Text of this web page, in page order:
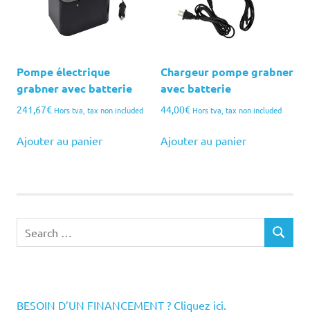
Pompe électrique
grabner avec batterie
241,67€ Hors tva, tax non included
Ajouter au panier
Chargeur pompe grabner
avec batterie
44,00€ Hors tva, tax non included
Ajouter au panier
for:
SEARCH
BESOIN D’UN FINANCEMENT ? Cliquez ici.